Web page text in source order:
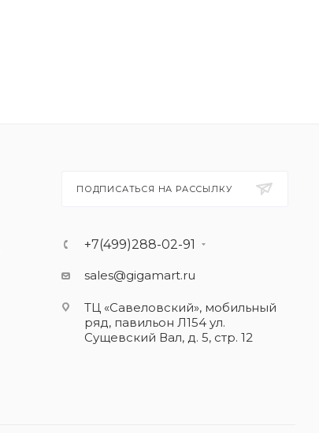
ПОДПИСАТЬСЯ НА РАССЫЛКУ
+7(499)288-02-91
sales@gigamart.ru
ТЦ «Савеловский», мобильный
ряд, павильон Л154 ул.
Сущевский Вал, д. 5, стр. 12